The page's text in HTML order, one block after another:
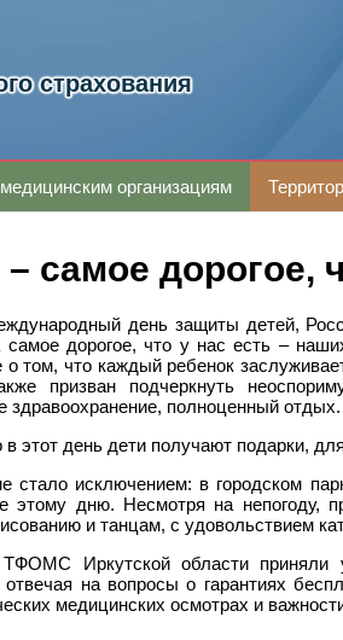
страхования
организациям
– самое дорогое,
день защиты детей,
самое дорогое, что у нас есть –
о том, что каждый ребенок
призван подчеркнуть
здравоохранение, полноценный отдых.
в этот день дети получают подарки,
стало исключением: в городском
этому дню. Несмотря на непогоду,
и танцам, с удовольствием
ТФОМС Иркутской области приняли
на вопросы о гарантиях
медицинских осмотрах и